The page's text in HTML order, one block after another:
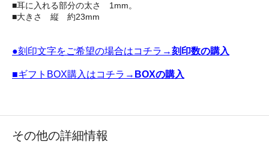
■耳に入れる部分の太さ 1mm。
■大きさ 縦 約23mm
●刻印文字をご希望の場合はコチラ→刻印数の購入
■ギフトBOX購入はコチラ→ BOXの購入
その他の詳細情報